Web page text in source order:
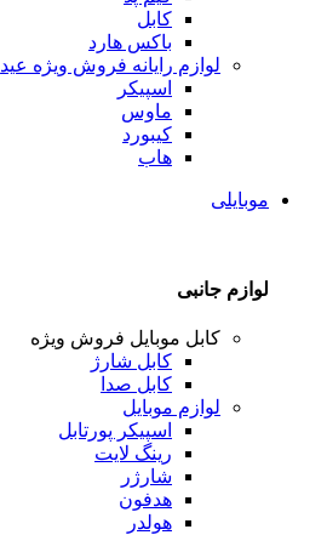
کابل
باکس هارد
لوازم رایانه فروش ویژه عید
اسپیکر
ماوس
کیبورد
هاب
موبایلی
لوازم جانبی
کابل موبایل فروش ویژه
کابل شارژ
کابل صدا
لوازم موبایل
اسپیکر پورتابل
رینگ لایت
شارژر
هدفون
هولدر